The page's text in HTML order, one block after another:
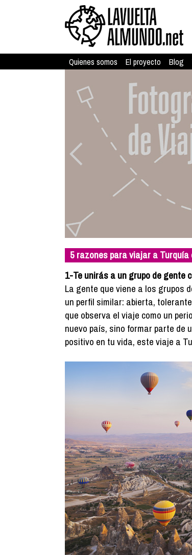
Quienes somos El proyecto Blog
5 razones para viajar a
1-Te unirás a un grupo de gente
La gente que viene a los grupos
un perfil similar: abierta,
que observa el viaje como un
nuevo país, sino formar parte de
positivo en tu vida, este viaje a